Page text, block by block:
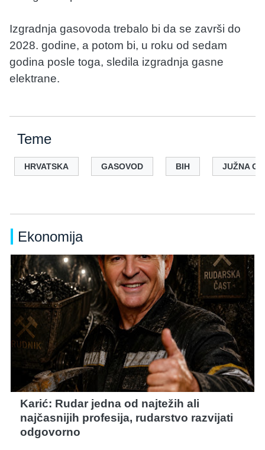
Izgradnja gasovoda trebalo bi da se završi do
2028. godine, a potom bi, u roku od sedam
godina posle toga, sledila izgradnja gasne
elektrane.
Teme
HRVATSKA GASOVOD BIH JUŽNA
Ekonomija
Karić: Rudar jedna od najtežih ali
najčasnijih profesija, rudarstvo razvijati
odgovorno